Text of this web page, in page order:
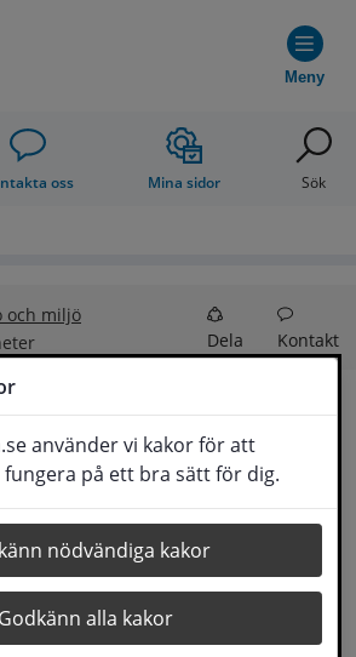
använder vi kakor för att
på ett bra sätt för dig.
nödvändiga kakor
Godkänn alla kakor
Meny
oss Mina sidor Sök
och miljö
Dela Kontakt